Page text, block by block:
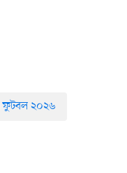
ফুটবল ২০২৬